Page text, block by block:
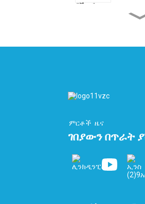
ክሪዮጄኒ...
ምርቶች ዜና
ገበያውን በጥራት